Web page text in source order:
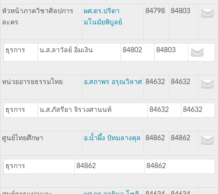
หัวหน้าภาควิชาศิลปการ
ละคร
ผศ.ดร.ปริดา
มโนมัยพิบูลย์
84798 84803
ธุรการ น.ส.ลาวัลย์ อิ่มเงิน 84802 84803
หน่วยอารยธรรมไทย อ.สถาพร อรุณวิลาศ 84632 84632
ธุรการ น.ส.ภัสรียา จิรวงศานนท์ 84632 84632
ศูนย์ไทยศึกษา อ.น้ำผึ้ง ปัทมลางคุล 84862 84862
ธุรการ 84862 84862